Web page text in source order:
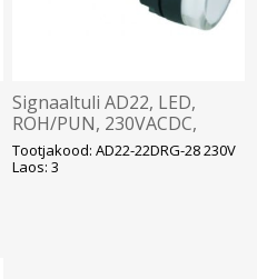
Signaaltuli AD22, LED,
ROH/PUN, 230VACDC,
ava22mm, IP65, DELIXI
Tootjakood: AD22-22DRG-28 230V
Laos: 3